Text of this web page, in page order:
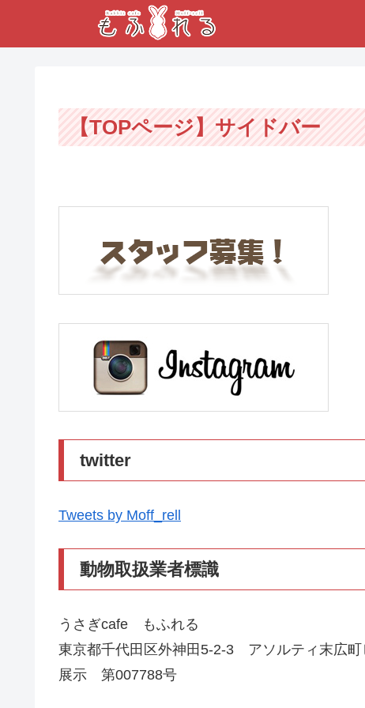
【TOPページ】サイドバー
twitter
Tweets by Moff_rell
動物取扱業者標識
うさぎcafe もふれる
東京都千代田区外神田5-2-3 アソルティ末広町
展示 第007788号